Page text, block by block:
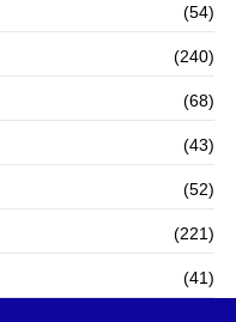
(54)
(240)
(68)
(43)
(52)
(221)
(41)